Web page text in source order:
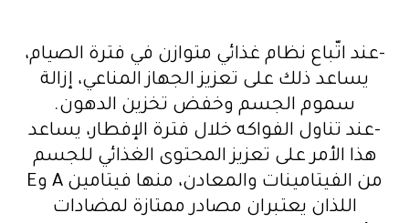
-عند اتّباع نظام غذائي متوازن في فترة الصيام،
يساعد ذلك على تعزيز الجهاز المناعي، إزالة
سموم الجسم وخفض تخزين الدهون.
-عند تناول الفواكه خلال فترة الإفطار، يساعد
هذا الأمر على تعزيز المحتوى الغذائي للجسم
من الفيتامينات والمعادن، منها فيتامين A وE
اللذان يعتبران مصادر ممتازة لمضادات